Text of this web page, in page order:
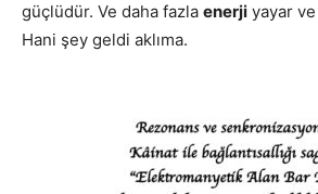
güçlüdür. Ve daha fazla enerji yayar ve
Hani şey geldi aklıma.